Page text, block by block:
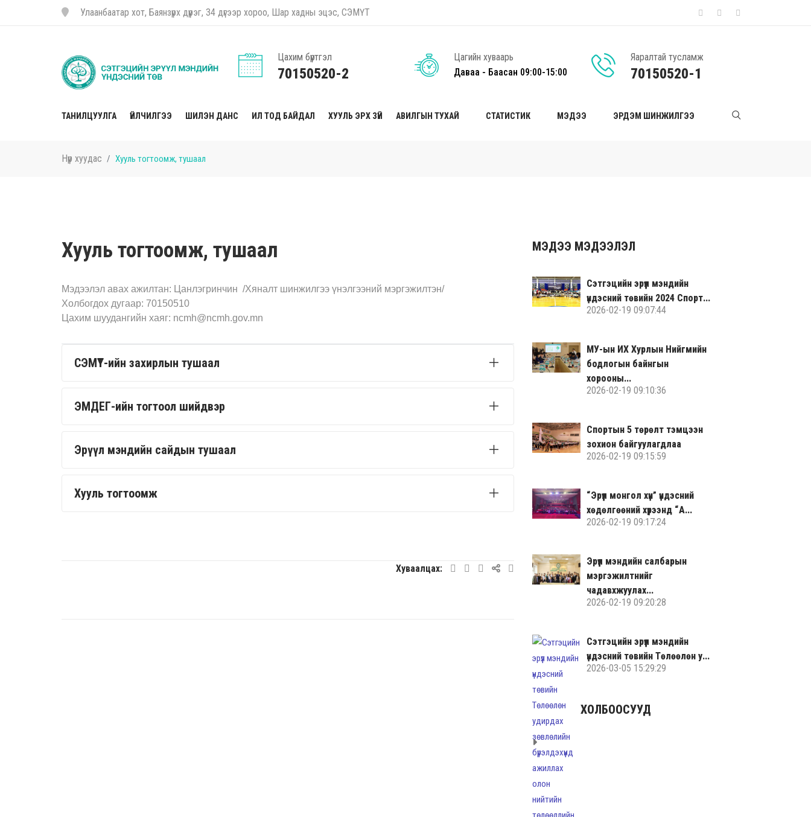
Улаанбаатар хот, Баянзүрх дүүрэг, 34 дүгээр хороо, Шар хадны эцэс, СЭМҮТ
Цахим бүртгэл
70150520-2
Цагийн хуваарь
Даваа - Баасан 09:00-15:00
Яаралтай тусламж
70150520-1
ТАНИЛЦУУЛГА ҮЙЛЧИЛГЭЭ ШИЛЭН ДАНС ИЛ ТОД БАЙДАЛ ХУУЛЬ ЭРХ ЗҮЙ АВИЛГЫН ТУХАЙ СТАТИСТИК МЭДЭЭ ЭРДЭМ ШИНЖИЛГЭЭ
Нүүр хуудас Хууль тогтоомж, тушаал
Хууль тогтоомж, тушаал
Мэдээлэл авах ажилтан: Цанлэгринчин /Хяналт шинжилгээ үнэлгээний мэргэжилтэн/
Холбогдох дугаар: 70150510
Цахим шуудангийн хаяг: ncmh@ncmh.gov.mn
СЭМҮТ-ийн захирлын тушаал
ЭМДЕГ-ийн тогтоол шийдвэр
Эрүүл мэндийн сайдын тушаал
Хууль тогтоомж
Хуваалцах:
МЭДЭЭ МЭДЭЭЛЭЛ
Сэтгэцийн эрүүл мэндийн
үндэсний төвийн 2024 Спорт...
2026-02-19 09:07:44
МУ-ын ИХ Хурлын Нийгмийн
бодлогын байнгын
хорооны...
2026-02-19 09:10:36
Спортын 5 төрөлт тэмцээн
зохион байгуулагдлаа
2026-02-19 09:15:59
“Эрүүл монгол хүн” үндэсний
хөдөлгөөний хүрээнд “А...
2026-02-19 09:17:24
Эрүүл мэндийн салбарын
мэргэжилтнийг
чадавхжуулах...
2026-02-19 09:20:28
Сэтгэцийн эрүүл мэндийн
үндэсний төвийн Төлөөлөн у...
2026-03-05 15:29:29
ХОЛБООСУУД